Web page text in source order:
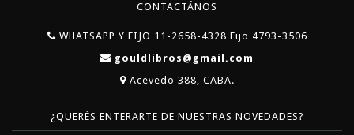
CONTACTÁNOS
WHATSAPP Y FIJO 11-2658-4328 Fijo 4793-3506
gouldlibros@gmail.com
Acevedo 388, CABA.
¿QUERÉS ENTERARTE DE NUESTRAS NOVEDADES?